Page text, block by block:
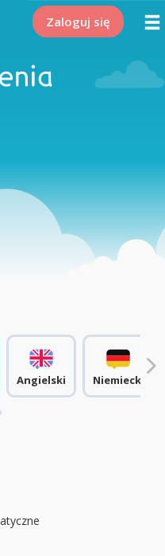
Zaloguj się
Angielski Niemiecki